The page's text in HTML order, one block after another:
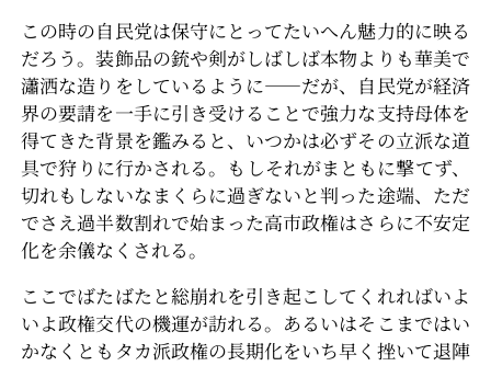
この時の自民党は保守にとってたいへん魅力的に映る
だろう。装飾品の銃や剣がしばしば本物よりも華美で
瀟洒な造りをしているように――だが、自民党が経済
界の要請を一手に引き受けることで強力な支持母体を
得てきた背景を鑑みると、いつかは必ずその立派な道
具で狩りに行かされる。もしそれがまともに撃てず、
切れもしないなまくらに過ぎないと判った途端、ただ
でさえ過半数割れで始まった高市政権はさらに不安定
化を余儀なくされる。
ここでばたばたと総崩れを引き起こしてくれればいよ
いよ政権交代の機運が訪れる。あるいはそこまではい
かなくともタカ派政権の長期化をいち早く挫いて退陣